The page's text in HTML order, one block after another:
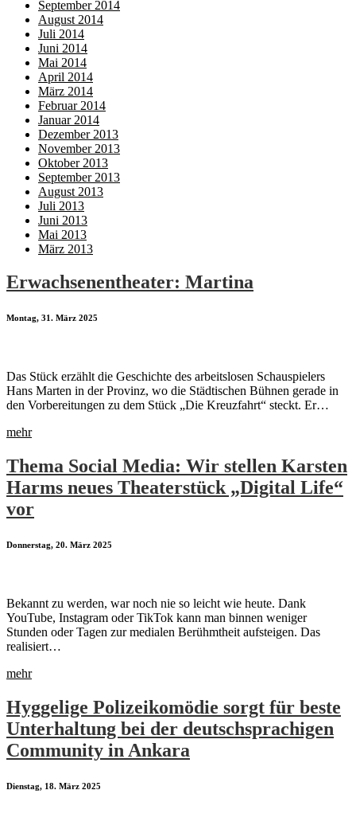
September 2014
August 2014
Juli 2014
Juni 2014
Mai 2014
April 2014
März 2014
Februar 2014
Januar 2014
Dezember 2013
November 2013
Oktober 2013
September 2013
August 2013
Juli 2013
Juni 2013
Mai 2013
März 2013
Erwachsenentheater: Martina
Montag, 31. März 2025
Das Stück erzählt die Geschichte des arbeitslosen Schauspielers
Hans Marten in der Provinz, wo die Städtischen Bühnen gerade in
den Vorbereitungen zu dem Stück „Die Kreuzfahrt“ steckt. Er…
mehr
Thema Social Media: Wir stellen Karsten
Harms neues Theaterstück „Digital Life“
vor
Donnerstag, 20. März 2025
Bekannt zu werden, war noch nie so leicht wie heute. Dank
YouTube, Instagram oder TikTok kann man binnen weniger
Stunden oder Tagen zur medialen Berühmtheit aufsteigen. Das
realisiert…
mehr
Hyggelige Polizeikomödie sorgt für beste
Unterhaltung bei der deutschsprachigen
Community in Ankara
Dienstag, 18. März 2025